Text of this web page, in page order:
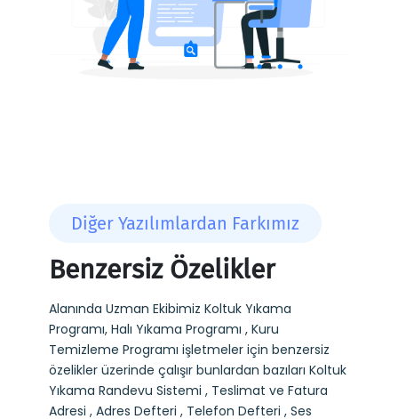
Diğer Yazılımlardan Farkımız
Benzersiz Özelikler
Alanında Uzman Ekibimiz Koltuk Yıkama
Programı, Halı Yıkama Programı , Kuru
Temizleme Programı işletmeler için benzersiz
özelikler üzerinde çalışır bunlardan bazıları Koltuk
Yıkama Randevu Sistemi , Teslimat ve Fatura
Adresi , Adres Defteri , Telefon Defteri , Ses